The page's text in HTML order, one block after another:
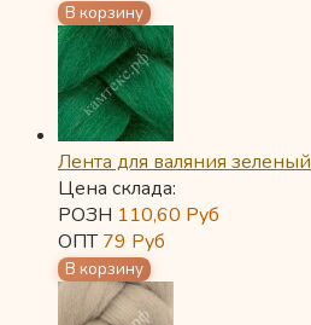
Лента для валяния зеленый
Цена склада:
РОЗН 110,60 Руб
ОПТ79 Руб